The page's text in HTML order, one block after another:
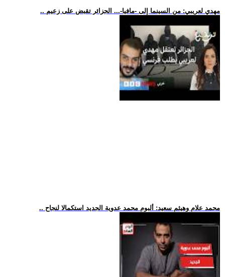
.. مهدي لعريبي: من السينما إلى -مافيا-... الجزائر تقبض على زعيم
.. محمد علام وهيثم سعيد: ألبوم محمد عدوية الجديد استكمالا لنجاح